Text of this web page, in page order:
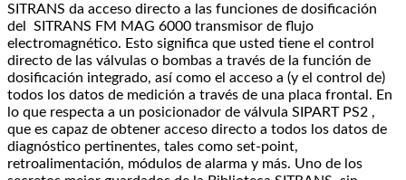
SITRANS da acceso directo a las funciones de dosificación
del SITRANS FM MAG 6000 transmisor de flujo
electromagnético. Esto significa que usted tiene el control
directo de las válvulas o bombas a través de la función de
dosificación integrado, así como el acceso a (y el control de)
todos los datos de medición a través de una placa frontal. En
lo que respecta a un posicionador de válvula SIPART PS2 ,
que es capaz de obtener acceso directo a todos los datos de
diagnóstico pertinentes, tales como set-point,
retroalimentación, módulos de alarma y más. Uno de los